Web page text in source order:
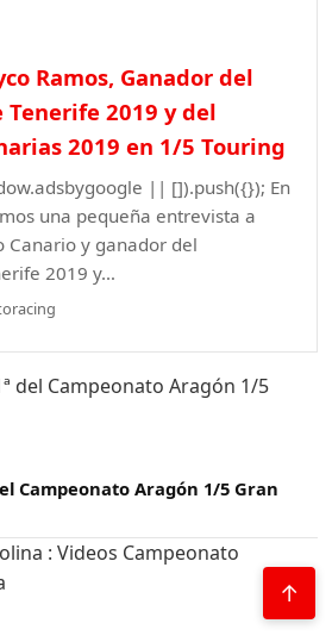
Ramos, Ganador del
Tenerife 2019 y del
2019 en 1/5 Touring
|| []).push({}); En
una pequeña entrevista a
Canario y ganador del
2019 y…
Campeonato Aragón 1/5 Gran
↑